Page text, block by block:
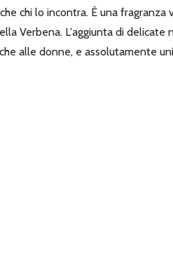
chi lo incontra. È una fragranza
Verbena. L'aggiunta di delicate
alle donne, e assolutamente